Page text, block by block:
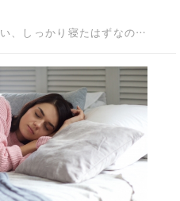
、しっかり寝たはずなの…